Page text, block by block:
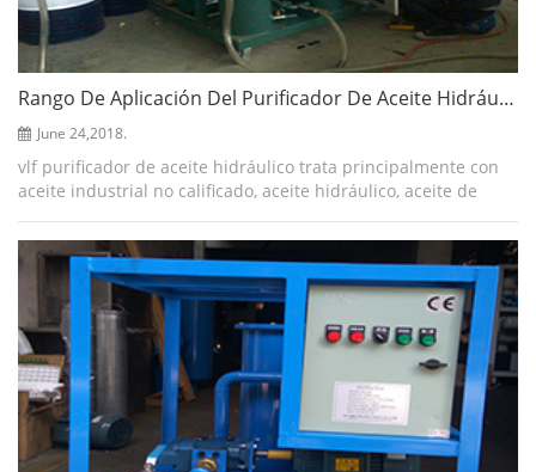
Rango De Aplicación Del Purificador De Aceite Hidráulico Vlf
June 24,2018.
vlf purificador de aceite hidráulico trata principalmente con
aceite industrial no calificado, aceite hidráulico, aceite de
industriales. pue...